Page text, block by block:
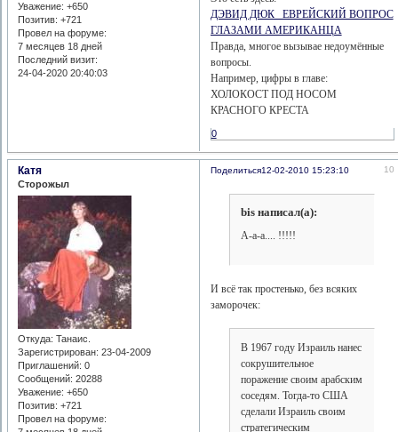
Уважение: +650
Позитив: +721
Провел на форуме:
7 месяцев 18 дней
Последний визит:
24-04-2020 20:40:03
ДЭВИД ДЮК ЕВРЕЙСКИЙ ВОПРОС
ГЛАЗАМИ АМЕРИКАНЦА
Правда, многое вызывае недоумённые
вопросы.
Например, цифры в главе:
ХОЛОКОСТ ПОД НОСОМ
КРАСНОГО КРЕСТА
0
Поделиться 10
12-02-2010 15:23:10
Катя
Сторожыл
Откуда: Танаис.
Зарегистрирован: 23-04-2009
Приглашений: 0
Сообщений: 20288
Уважение: +650
Позитив: +721
Провел на форуме:
bis написал(а):
А-а-а.... !!!!!
И всё так простенько, без всяких
заморочек:
В 1967 году Израиль нанес
сокрушительное
поражение своим арабским
соседям. Тогда-то США
сделали Израиль своим
стратегическим